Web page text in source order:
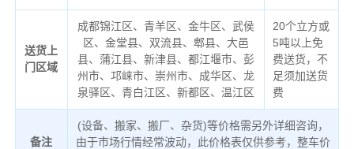
送货上
门区域
成都锦江区、青羊区、金牛区、武侯
区、金堂县、双流县、郫县、大邑
县、蒲江县、新津县、都江堰市、彭
州市、邛崃市、崇州市、成华区、龙
泉驿区、青白江区、新都区、温江区
20个立方或
5吨以上免
费送货，不
足须加送货
费
备注
(设备、搬家、搬厂、杂货)等价格需另外详细咨询，
由于市场行情经常波动，此价格表仅供参考，整车价